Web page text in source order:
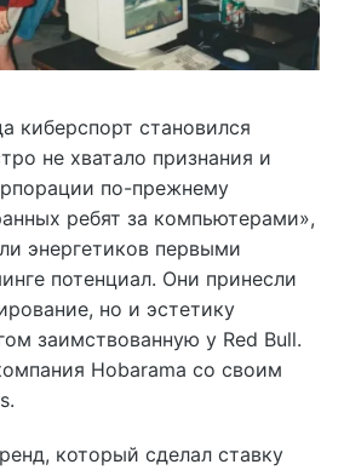
киберспорт становился
не хватало признания и
по-прежнему
ребят за компьютерами»,
энергетиков первыми
потенциал. Они принесли
но и эстетику
заимствованную у Red Bull.
Hobarama со своим
который сделал ставку